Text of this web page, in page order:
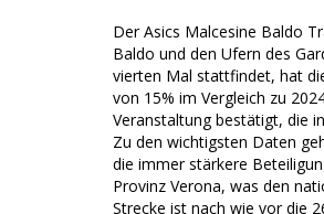
Der Asics Malcesine Baldo
Baldo und den Ufern des
vierten Mal stattfindet, hat
von 15% im Vergleich zu
Veranstaltung bestätigt, die
Zu den wichtigsten Daten
die immer stärkere
Provinz Verona, was den
Strecke ist nach wie vor die